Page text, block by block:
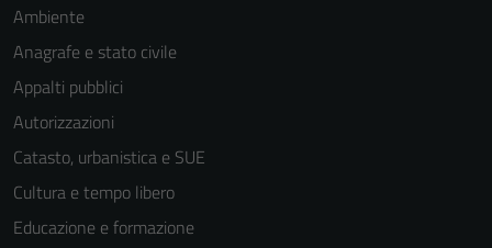
Ambiente
Anagrafe e stato civile
Appalti pubblici
Autorizzazioni
Catasto, urbanistica e SUE
Cultura e tempo libero
Educazione e formazione